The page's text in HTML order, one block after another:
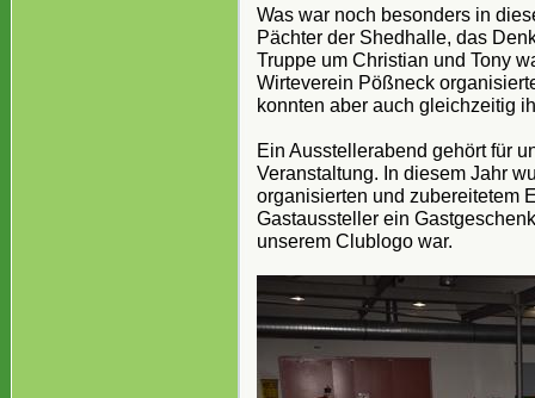
Was war noch besonders in
Pächter der Shedhalle, das
Truppe um Christian und Tony
Wirteverein Pößneck
konnten aber auch gleichzeitig
Ein Ausstellerabend gehört für
Veranstaltung. In diesem Jahr
organisierten und zubereitetem
Gastaussteller ein
unserem Clublogo war.